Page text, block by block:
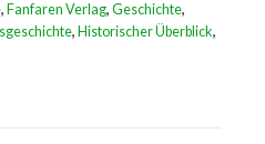
, Fanfaren Verlag, Geschichte,
, Historischer Überblick,